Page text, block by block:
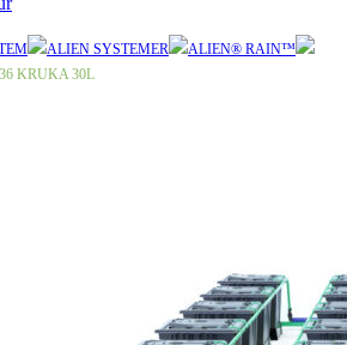
ALIEN SYSTEMER
ALIEN® RAIN™
KRUKA 30L